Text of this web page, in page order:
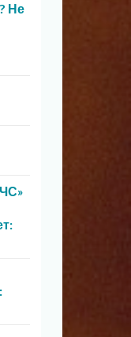
Не